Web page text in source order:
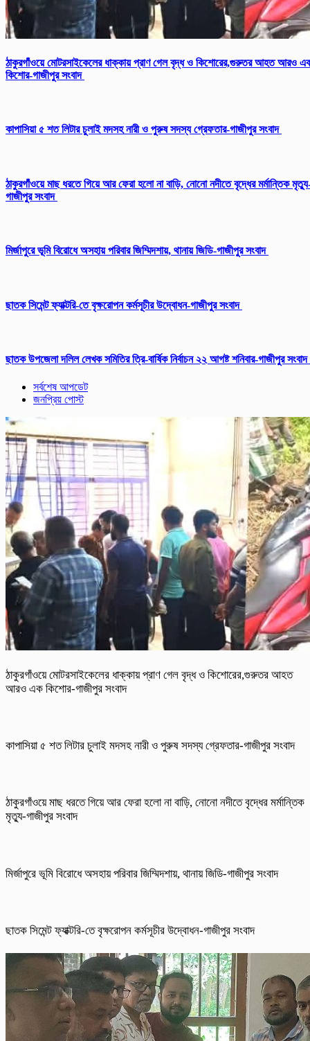
ঠাকুরগাঁওয়ে মোটরসাইকেলের ধাক্কায় প্রাণ গেল বৃদ্ধ ও কিশোরের,গুরুতর আহত আরও
কিশোর-গাজীপুর সংবাদ
কাপাসিয়া ৫ শত লিটার চুলাই মদসহ নারী ও পুরুষ সদস্য গ্রেফতার-গাজীপুর সংবাদ
ঠাকুরগাঁওয়ে মাছ ধরতে গিয়ে আর ফেরা হলো না বাড়ি, নোনো নদীতে বৃদ্ধের মর্মান্তিক
গাজীপুর সংবাদ
মির্জাপুরে ভূমি বিরোধে অসহায় পরিবার জিম্মিদশায়, থানায় জিডি-গাজীপুর সংবাদ
ছাতক সিমেন্ট ফ্যাক্টরি-তে বৃক্ষরোপন কর্মসূচীর উদ্বোধন-গাজীপুর সংবাদ
ছাতক উপজেলা দলিল লেখক সমিতির ত্রি-বার্ষিক নির্বাচন ২২ আগষ্ট শনিবার-গাজীপুর সংবাদ
সর্বশেষ আপডেট
জনপ্রিয় পোস্ট
ঠাকুরগাঁওয়ে মোটরসাইকেলের ধাক্কায় প্রাণ গেল বৃদ্ধ ও কিশোরের,গুরুতর আহত
আরও এক কিশোর-গাজীপুর সংবাদ
কাপাসিয়া ৫ শত লিটার চুলাই মদসহ নারী ও পুরুষ সদস্য গ্রেফতার-গাজীপুর সংবাদ
ঠাকুরগাঁওয়ে মাছ ধরতে গিয়ে আর ফেরা হলো না বাড়ি, নোনো নদীতে বৃদ্ধের মর্মান্তিক
মৃত্যু-গাজীপুর সংবাদ
মির্জাপুরে ভূমি বিরোধে অসহায় পরিবার জিম্মিদশায়, থানায় জিডি-গাজীপুর সংবাদ
ছাতক সিমেন্ট ফ্যাক্টরি-তে বৃক্ষরোপন কর্মসূচীর উদ্বোধন-গাজীপুর সংবাদ